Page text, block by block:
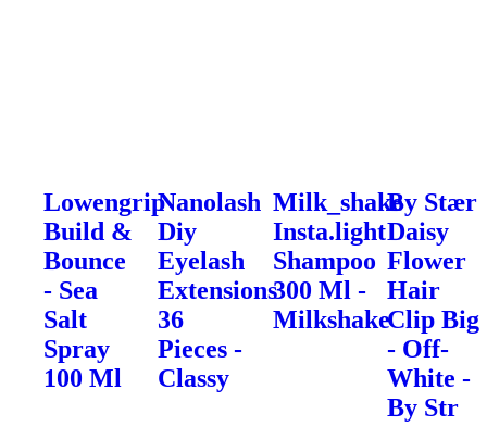
Lowengrip
Build &
Bounce
- Sea
Salt
Spray
100 Ml
Nanolash
Diy
Eyelash
Extensions
36
Pieces -
Classy
Milk_shake
Insta.light
Shampoo
300 Ml -
Milkshake
By Stær
Daisy
Flower
Hair
Clip Big
- Off-
White -
By Str